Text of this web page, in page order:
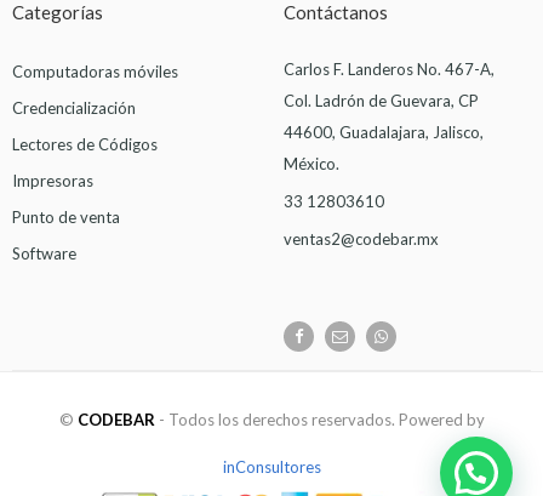
Categorías
Computadoras móviles
Credencialización
Lectores de Códigos
Impresoras
Punto de venta
Software
Contáctanos
Carlos F. Landeros No. 467-A,
Col. Ladrón de Guevara, CP
44600, Guadalajara, Jalisco,
México.
33 12803610
ventas2@codebar.mx
© CODEBAR- Todos los derechos reservados. Powered by
inConsultores